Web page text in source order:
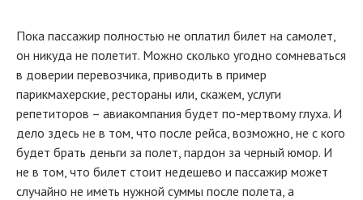
Пока пассажир полностью не оплатил билет на самолет,
он никуда не полетит. Можно сколько угодно сомневаться
в доверии перевозчика, приводить в пример
парикмахерские, рестораны или, скажем, услуги
репетиторов – авиакомпания будет по-мертвому глуха. И
дело здесь не в том, что после рейса, возможно, не с кого
будет брать деньги за полет, пардон за черный юмор. И
не в том, что билет стоит недешево и пассажир может
случайно не иметь нужной суммы после полета, а